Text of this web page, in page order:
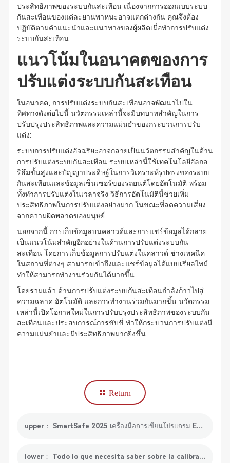
ประสิทธิภาพของระบบกันสะเทือน เนื่องจากการออกแบบระบบ
กันสะเทือนของแต่ละยานพาหนะอาจแตกต่างกัน คุณจึงต้อง
ปฏิบัติตามคำแนะนำและแนวทางของผู้ผลิตเมื่อทำการปรับแต่ง
ระบบกันสะเทือน
แนวโน้มในอนาคตของการ
ปรับแต่งระบบกันสะเทือน
ในอนาคต, การปรับแต่งระบบกันสะเทือนอาจพัฒนาไปใน
ทิศทางดังต่อไปนี้ นวัตกรรมเหล่านี้จะมีบทบาทสำคัญในการ
ปรับปรุงประสิทธิภาพและความแม่นยำของกระบวนการปรับ
แต่ง:
ระบบการปรับแต่งอัจฉริยะอาจกลายเป็นนวัตกรรมสำคัญในด้าน
การปรับแต่งระบบกันสะเทือน ระบบเหล่านี้ใช้เทคโนโลยีอัลกอ
ริธึมขั้นสูงและปัญญาประดิษฐ์ในการวิเคราะห์รูปทรงของระบบ
กันสะเทือนและข้อมูลเซ็นเซอร์ของรถยนต์โดยอัตโนมัติ พร้อม
ทั้งทำการปรับแต่งในเวลาจริง วิธีการอัตโนมัตินี้ช่วยเพิ่ม
ประสิทธิภาพในการปรับแต่งอย่างมาก ในขณะที่ลดความเสี่ยง
จากความผิดพลาดของมนุษย์
นอกจากนี้ การเก็บข้อมูลบนคลาวด์และการแชร์ข้อมูลได้กลาย
เป็นแนวโน้มสำคัญอีกอย่างในด้านการปรับแต่งระบบกัน
สะเทือน โดยการเก็บข้อมูลการปรับแต่งในคลาวด์ ช่างเทคนิค
ในสถานที่ต่างๆ สามารถเข้าถึงและแชร์ข้อมูลได้แบบเรียลไทม์
ทำให้สามารถทำงานร่วมกันได้มากขึ้น
โดยรวมแล้ว ด้านการปรับแต่งระบบกันสะเทือนกำลังก้าวไปสู่
ความฉลาด อัตโนมัติ และการทำงานร่วมกันมากขึ้น นวัตกรรม
เหล่านี้เปิดโอกาสใหม่ในการปรับปรุงประสิทธิภาพของระบบกัน
สะเทือนและประสบการณ์การขับขี่ ทำให้กระบวนการปรับแต่งมี
ความแม่นยำและมีประสิทธิภาพมากยิ่งขึ้น
Return
upper： SmartSafe 2025 เครื่องมือการเขียนโปรแกรม ECU ของรถยนต์ที่ดีที่สุด
lower： Todo lo que necesita saber sobre la calibración del radar del automóvil